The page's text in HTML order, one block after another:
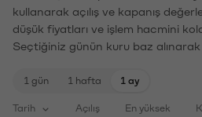
kullanarak açılış ve kapanış
düşük fiyatları ve işlem hacmini
Seçtiğiniz günün kuru baz
1 gün 1 hafta 1 ay
Tarih Açılış En yüksek